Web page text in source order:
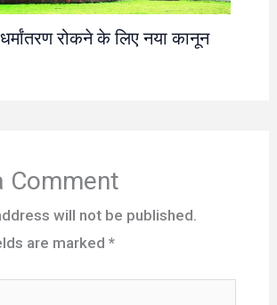
रोकने के लिए नया कानून
Comment
will not be published.
are marked *